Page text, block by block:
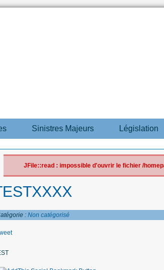
Sinistres Majeurs Législation
JFile::read : impossible d'ouvrir le fichier /
: Non catégorisé